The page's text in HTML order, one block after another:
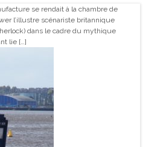
se rendait à la chambre de
l’illustre scénariste britannique
dans le cadre du mythique
lie […]